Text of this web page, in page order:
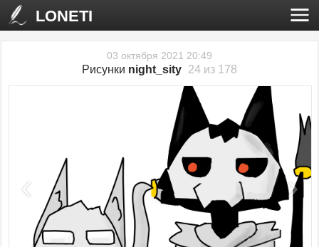
LONETI
03 октября 2021 20:49
Рисунки night_sity 24 из 178
‹ ›